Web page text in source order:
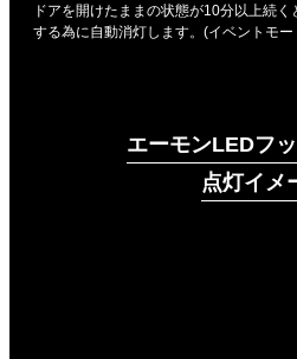
ドアを開けたままの状態が10分以上続
する為に自動消灯します。(イベントモ
エーモンLEDフ
点灯イメ